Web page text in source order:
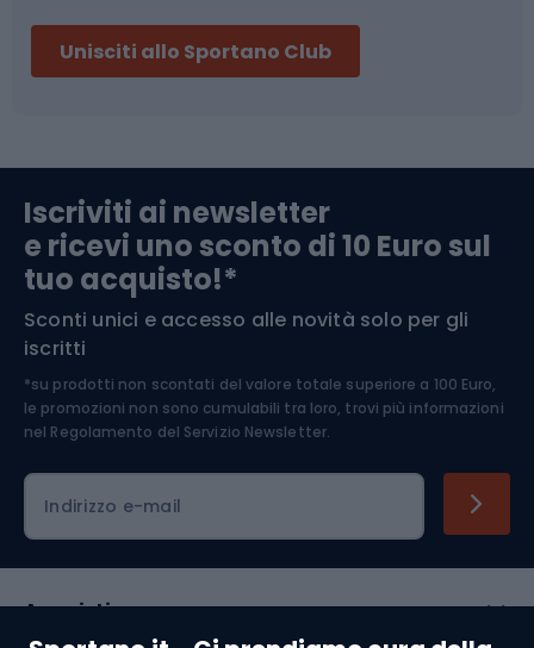
Abbigliamento da escursionismo
Componenti per biciclette
Arrampicata
Medicina dello sport
Abbigliamento ciclistico
Unisciti allo Sportano Club
Iscriviti ai newsletter
e ricevi uno sconto di 10 Euro sul
tuo acquisto!*
Sconti unici e accesso alle novità solo per gli
iscritti
*su prodotti non scontati del valore totale superiore a 100 Euro,
le promozioni non sono cumulabili tra loro, trovi più informazioni
nel Regolamento del Servizio Newsletter.
Indirizzo e-mail
Acquisti